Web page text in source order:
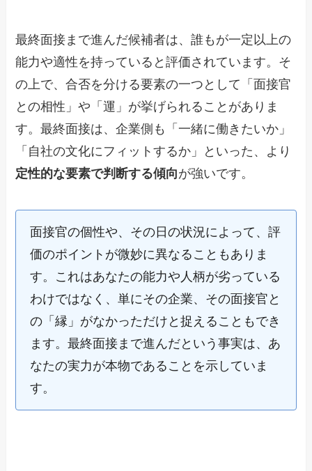
最終面接まで進んだ候補者は、誰もが一定以上の
能力や適性を持っていると評価されています。そ
の上で、合否を分ける要素の一つとして「面接官
との相性」や「運」が挙げられることがありま
す。最終面接は、企業側も「一緒に働きたいか」
「自社の文化にフィットするか」といった、より
定性的な要素で判断する傾向が強いです。
面接官の個性や、その日の状況によって、評
価のポイントが微妙に異なることもありま
す。これはあなたの能力や人柄が劣っている
わけではなく、単にその企業、その面接官と
の「縁」がなかっただけと捉えることもでき
ます。最終面接まで進んだという事実は、あ
なたの実力が本物であることを示していま
す。